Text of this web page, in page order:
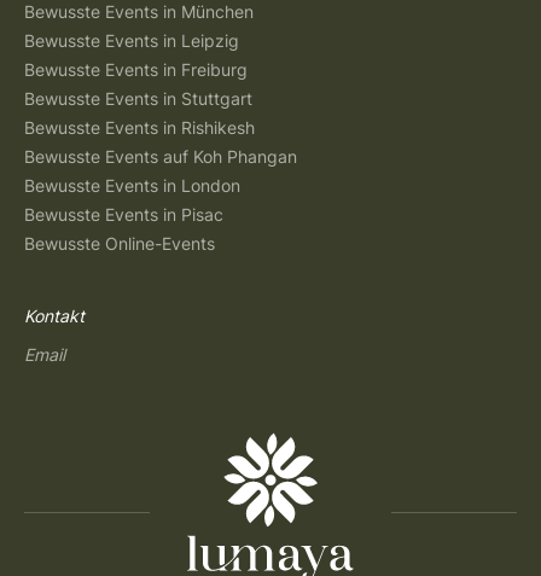
Bewusste Events in München
Bewusste Events in Leipzig
Bewusste Events in Freiburg
Bewusste Events in Stuttgart
Bewusste Events in Rishikesh
Bewusste Events auf Koh Phangan
Bewusste Events in London
Bewusste Events in Pisac
Bewusste Online-Events
Kontakt
Email